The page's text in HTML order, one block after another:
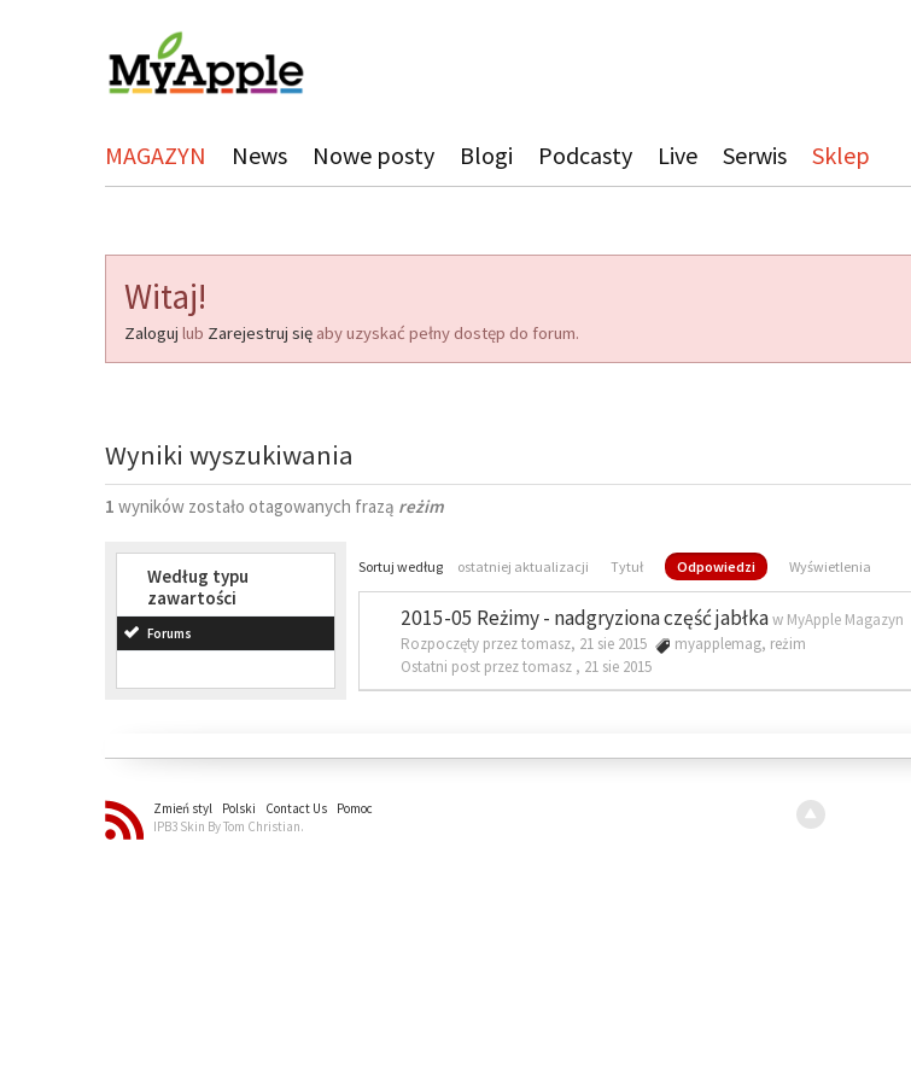
MAGAZYN News Nowe posty Blogi Podcasty Live Serwis Sklep
Witaj!
Zaloguj lub Zarejestruj się aby uzyskać pełny dostęp do forum.
Wyniki wyszukiwania
1 wyników zostało otagowanych frazą reżim
Według typu
zawartości
Forums
Sortuj według ostatniej aktualizacji Tytuł Odpowiedzi Wyświetlenia
2015-05 Reżimy - nadgryziona część jabłkaw MyApple Magazyn
Rozpoczęty przez tomasz, 21 sie 2015
myapplemag, reżim
Ostatni post przez tomasz , 21 sie 2015
Zmień styl Polski Contact Us
Pomoc
IPB3 Skin By Tom Christian.